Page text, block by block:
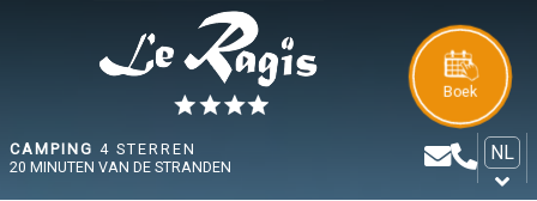
CAMPING 4 STERREN
20 MINUTEN VAN DE STRANDEN
NL
Boek